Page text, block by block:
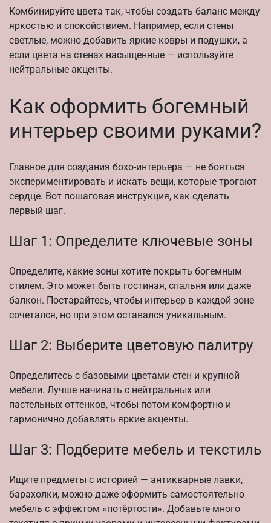
Комбинируйте цвета так, чтобы создать баланс между
яркостью и спокойствием. Например, если стены
светлые, можно добавить яркие ковры и подушки, а
если цвета на стенах насыщенные — используйте
нейтральные акценты.
Как оформить богемный
интерьер своими руками?
Главное для создания бохо-интерьера — не бояться
экспериментировать и искать вещи, которые трогают
сердце. Вот пошаговая инструкция, как сделать
первый шаг.
Шаг 1: Определите ключевые зоны
Определите, какие зоны хотите покрыть богемным
стилем. Это может быть гостиная, спальня или даже
балкон. Постарайтесь, чтобы интерьер в каждой зоне
сочетался, но при этом оставался уникальным.
Шаг 2: Выберите цветовую палитру
Определитесь с базовыми цветами стен и крупной
мебели. Лучше начинать с нейтральных или
пастельных оттенков, чтобы потом комфортно и
гармонично добавлять яркие акценты.
Шаг 3: Подберите мебель и текстиль
Ищите предметы с историей — антикварные лавки,
барахолки, можно даже оформить самостоятельно
мебель с эффектом «потёртости». Добавьте много